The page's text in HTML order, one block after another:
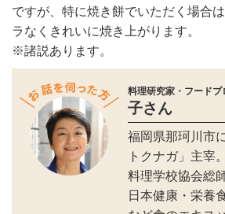
ですが、特に焼き餅でいただく場合
ラなくきれいに焼き上がります。
※諸説あります。
料理研究家・フードプ
子さん
福岡県那珂川市
トクナガ」主宰
料理学校協会総
日本健康・栄養